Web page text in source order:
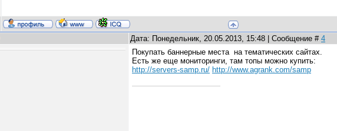
Дата: Понедельник, 20.05.2013, 15:48 | Сообщение # 4
Покупать баннерные места на тематических сайтах.
Есть же еще мониторинги, там топы можно купить:
http://servers-samp.ru/ http://www.agrank.com/samp